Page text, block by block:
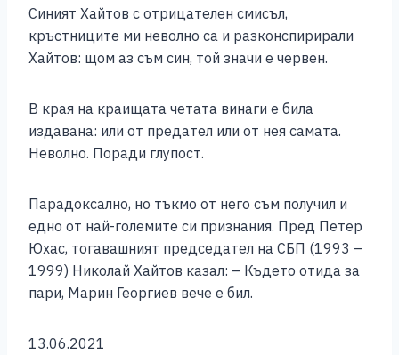
Синият Хайтов с отрицателен смисъл,
кръстниците ми неволно са и разконспирирали
Хайтов: щом аз съм син, той значи е червен.
В края на краищата четата винаги е била
издавана: или от предател или от нея самата.
Неволно. Поради глупост.
Парадоксално, но тъкмо от него съм получил и
едно от най-големите си признания. Пред Петер
Юхас, тогавашният председател на СБП (1993 –
1999) Николай Хайтов казал: – Където отида за
пари, Марин Георгиев вече е бил.
13.06.2021